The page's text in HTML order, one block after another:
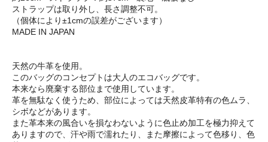
ストラップは取り外し、長さ調整不可。
（個体により±1cmの誤差がございます）
MADE IN JAPAN
天然の牛革を使用。
このバッグのコンセプトは大人のエコバッグです。
本来なら廃棄する部位まで使用しています。
革を無駄なく使うため、部位によっては天然皮革特有の色ムラ、
シボなどがあります。
また革本来の風合いを損なわないように色止め加工を極力抑えて
ありますので、汗や雨で濡れたり、また摩擦によって色移り、色